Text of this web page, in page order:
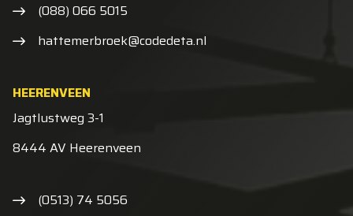
(088) 066 5015
hattemerbroek@codedeta.nl
HEERENVEEN
Jagtlustweg 3-1
8444 AV Heerenveen
(0513) 74 5056